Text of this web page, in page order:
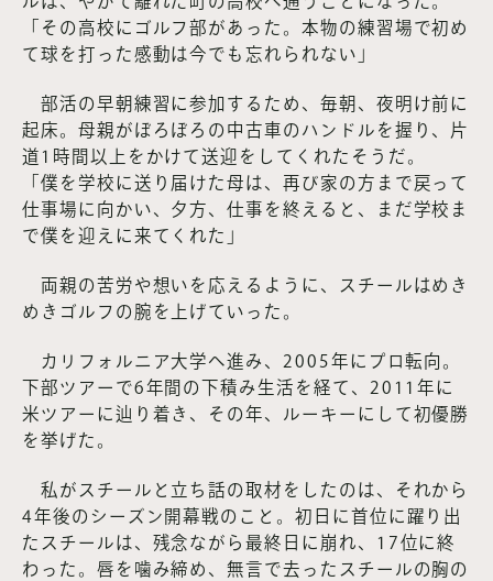
「その高校にゴルフ部があった。本物の練習場で初め
て球を打った感動は今でも忘れられない」
部活の早朝練習に参加するため、毎朝、夜明け前に
起床。母親がぼろぼろの中古車のハンドルを握り、片
道1時間以上をかけて送迎をしてくれたそうだ。
「僕を学校に送り届けた母は、再び家の方まで戻って
仕事場に向かい、夕方、仕事を終えると、まだ学校ま
で僕を迎えに来てくれた」
両親の苦労や想いを応えるように、スチールはめき
めきゴルフの腕を上げていった。
カリフォルニア大学へ進み、2005年にプロ転向。
下部ツアーで6年間の下積み生活を経て、2011年に
米ツアーに辿り着き、その年、ルーキーにして初優勝
を挙げた。
私がスチールと立ち話の取材をしたのは、それから
4年後のシーズン開幕戦のこと。初日に首位に躍り出
たスチールは、残念ながら最終日に崩れ、17位に終
わった。唇を噛み締め、無言で去ったスチールの胸の